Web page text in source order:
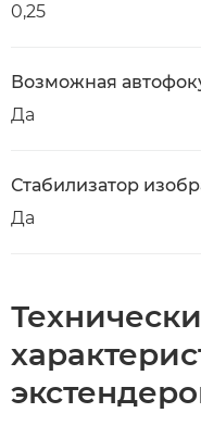
0,25
Возможная
Да
Стабилизатор
Да